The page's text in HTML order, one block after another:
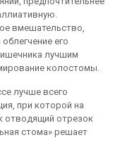
вмешательство,
его
лучшим
колостомы.
лучше всего
при которой на
отводящий отрезок
стома» решает